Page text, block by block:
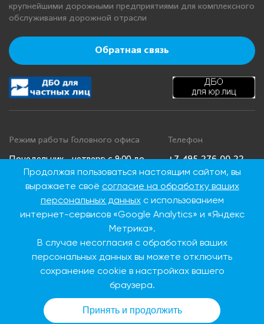
крупнейшими дорожными предприятиями для комплексного
обслуживания дорожной отрасли
Обратная связь
Режим работы Головного офиса
Понедельник - четверг: с 9:00 до
18:00
Пятница: с 9:00 до 16:45
Суббота, воскресенье: выходные
дни
Телефон
+7 495 276 00 22
8 800 100 00 22
(Бесплатно по
России)
Адрес Головного офиса
115093, г. Москва, ул.
Дубининская, д. 86
Продолжая пользоваться настоящим сайтом, вы
выражаете своё согласие на обработку ваших
персональных данныхс использованием
интернет-сервисов «Google Analytics» и «Яндекс
Метрика».
В случае несогласия с обработкой ваших
персональных данных вы можете отключить
сохранение cookie в настройках вашего
браузера.
Принять и продолжить